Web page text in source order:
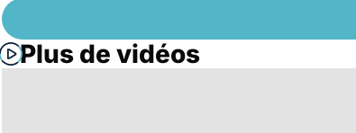
Plus de vidéos